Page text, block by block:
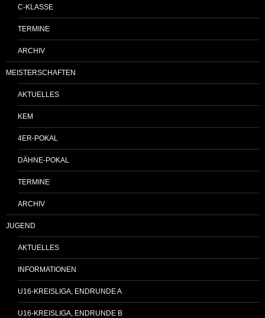
C-KLASSE
TERMINE
ARCHIV
MEISTERSCHAFTEN
AKTUELLES
KEM
4ER-POKAL
DÄHNE-POKAL
TERMINE
ARCHIV
JUGEND
AKTUELLES
INFORMATIONEN
U16-KREISLIGA, ENDRUNDE A
U16-KREISLIGA, ENDRUNDE B